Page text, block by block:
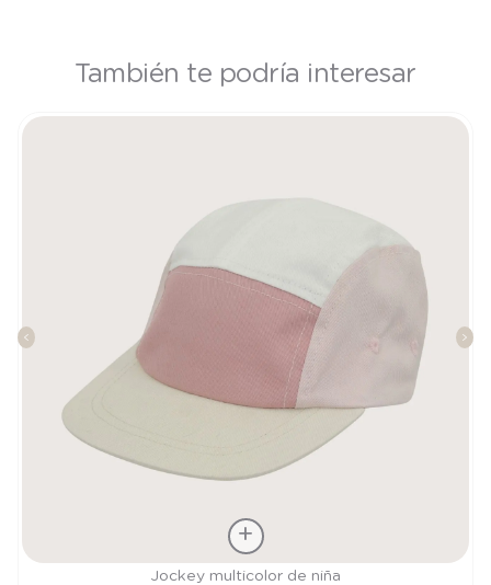
También te podría interesar
Jockey multicolor de niña